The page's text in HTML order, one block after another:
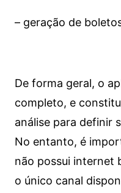
– geração de
De forma geral, o
completo, e
análise para definir
No entanto, é
não possui internet
o único canal